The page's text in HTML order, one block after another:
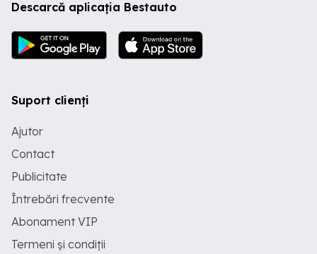
Descarcă aplicația Bestauto
Suport clienți
Ajutor
Contact
Publicitate
Întrebări frecvente
Abonament VIP
Termeni și condiții